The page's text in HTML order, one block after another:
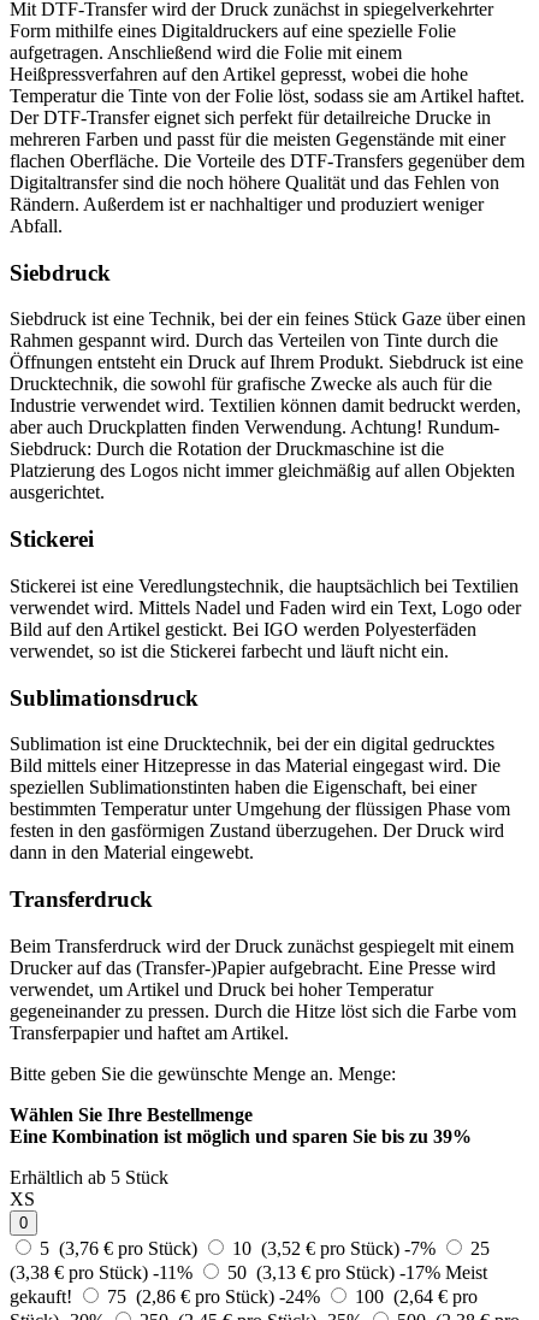
Mit DTF-Transfer wird der Druck zunächst in spiegelverkehrter
Form mithilfe eines Digitaldruckers auf eine spezielle Folie
aufgetragen. Anschließend wird die Folie mit einem
Heißpressverfahren auf den Artikel gepresst, wobei die hohe
Temperatur die Tinte von der Folie löst, sodass sie am Artikel haftet.
Der DTF-Transfer eignet sich perfekt für detailreiche Drucke in
mehreren Farben und passt für die meisten Gegenstände mit einer
flachen Oberfläche. Die Vorteile des DTF-Transfers gegenüber dem
Digitaltransfer sind die noch höhere Qualität und das Fehlen von
Rändern. Außerdem ist er nachhaltiger und produziert weniger
Abfall.
Siebdruck
Siebdruck ist eine Technik, bei der ein feines Stück Gaze über einen
Rahmen gespannt wird. Durch das Verteilen von Tinte durch die
Öffnungen entsteht ein Druck auf Ihrem Produkt. Siebdruck ist eine
Drucktechnik, die sowohl für grafische Zwecke als auch für die
Industrie verwendet wird. Textilien können damit bedruckt werden,
aber auch Druckplatten finden Verwendung. Achtung! Rundum-
Siebdruck: Durch die Rotation der Druckmaschine ist die
Platzierung des Logos nicht immer gleichmäßig auf allen Objekten
ausgerichtet.
Stickerei
Stickerei ist eine Veredlungstechnik, die hauptsächlich bei Textilien
verwendet wird. Mittels Nadel und Faden wird ein Text, Logo oder
Bild auf den Artikel gestickt. Bei IGO werden Polyesterfäden
verwendet, so ist die Stickerei farbecht und läuft nicht ein.
Sublimationsdruck
Sublimation ist eine Drucktechnik, bei der ein digital gedrucktes
Bild mittels einer Hitzepresse in das Material eingegast wird. Die
speziellen Sublimationstinten haben die Eigenschaft, bei einer
bestimmten Temperatur unter Umgehung der flüssigen Phase vom
festen in den gasförmigen Zustand überzugehen. Der Druck wird
dann in den Material eingewebt.
Transferdruck
Beim Transferdruck wird der Druck zunächst gespiegelt mit einem
Drucker auf das (Transfer-)Papier aufgebracht. Eine Presse wird
verwendet, um Artikel und Druck bei hoher Temperatur
gegeneinander zu pressen. Durch die Hitze löst sich die Farbe vom
Transferpapier und haftet am Artikel.
Bitte geben Sie die gewünschte Menge an. Menge:
Wählen Sie Ihre Bestellmenge
Eine Kombination ist möglich und sparen Sie bis zu 39%
Erhältlich ab 5 Stück
XS
0
5 (3,76 € pro Stück) 10 (3,52 € pro Stück) -7%
25
(3,38 € pro Stück) -11% 50 (3,13 € pro Stück) -17% Meist
gekauft!
75 (2,86 € pro Stück) -24%
100 (2,64 € pro